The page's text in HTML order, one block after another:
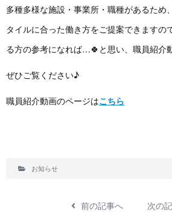
多種多様な施設・事業所・職種があるため
タイルに合った働き方をご提案できますの
る方の参考になれば…🍀と思い、職員紹介
ぜひご覧ください♪
職員紹介動画のページはこちら
お知らせ
前の記事へ 次の